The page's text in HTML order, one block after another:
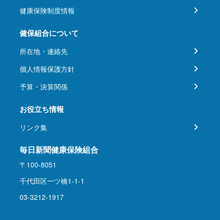
健康保険制度情報
健保組合について
所在地・連絡先
個人情報保護方針
予算・決算関係
お役立ち情報
リンク集
毎日新聞健康保険組合
〒100-8051
千代田区一ツ橋1-1-1
03-3212-1917